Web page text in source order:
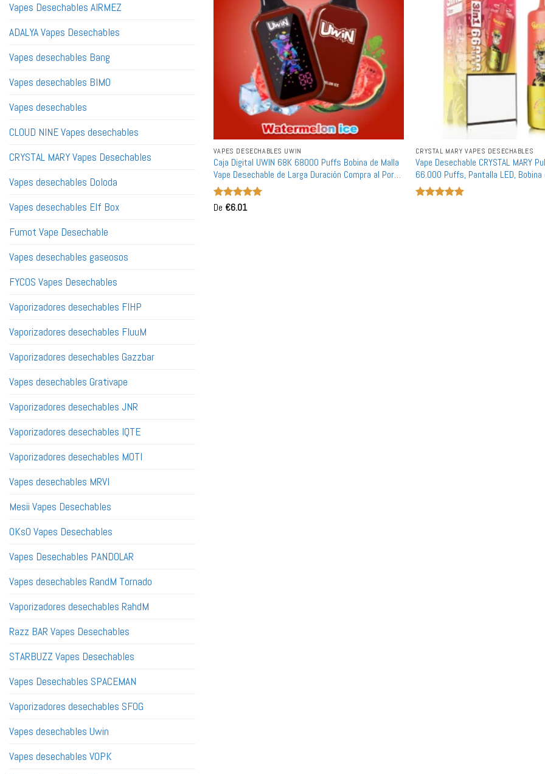
Vapes Desechables AIRMEZ
ADALYA Vapes Desechables
Vapes desechables Bang
Vapes desechables BIMO
Vapes desechables
CLOUD NINE Vapes desechables
CRYSTAL MARY Vapes Desechables
Vapes desechables Doloda
Vapes desechables Elf Box
Fumot Vape Desechable
Vapes desechables gaseosos
FYCOS Vapes Desechables
Vaporizadores desechables FIHP
Vaporizadores desechables FluuM
Vaporizadores desechables Gazzbar
Vapes desechables Grativape
Vaporizadores desechables JNR
Vaporizadores desechables IQTE
Vaporizadores desechables MOTI
Vapes desechables MRVI
Mesii Vapes Desechables
OKsO Vapes Desechables
Vapes Desechables PANDOLAR
Vapes desechables RandM Tornado
Vaporizadores desechables RahdM
Razz BAR Vapes Desechables
STARBUZZ Vapes Desechables
Vapes Desechables SPACEMAN
Vaporizadores desechables SFOG
Vapes desechables Uwin
Vapes desechables VOPK
VAPES DESECHABLES UWIN
Caja Digital UWIN 68K 68000 Puffs Bobina de Malla
Vape Desechable de Larga Duración Compra al Por
Mayor a Granel
Valorado
De €6.01
CRYSTAL MARY VAPES DESECHABLES
Vape Desechable CRYSTAL MARY
66.000 Puffs, Pantalla LED, Bobina
Compra al Por Mayor a Granel